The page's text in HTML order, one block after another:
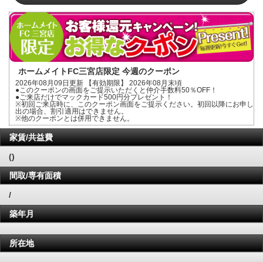
ホームメイトFC三宮店限定 今週のクーポン
2026年08月09日更新 【有効期限】 2026年08月末頃
●このクーポンの画面をご提示いただくと仲介手数料50％OFF！
●ご来店だけでマックカード500円分プレゼント！
※初回ご来店時に、このクーポン画面をご提示ください。初回以降にお申し
出の場合、割引適用はできません。
※他のクーポンとは併用できません。
家賃/共益費
()
間取/専有面積
/
築年月
所在地